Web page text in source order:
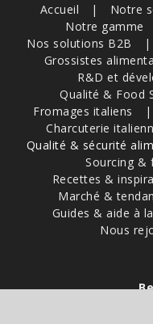
Accueil Notre
Notre gamme
Nos solutions B2B
Grossistes
R&D et
Qualité & Food
Fromages italiens
Charcuterie
Qualité & sécurité
Sourcing &
Recettes &
Marché &
Guides & aide à
Nous